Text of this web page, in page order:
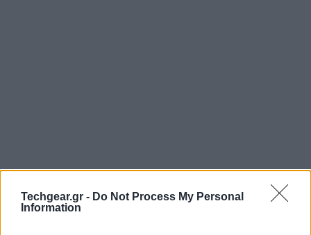
Techgear.gr - Do Not Process My Personal
Information